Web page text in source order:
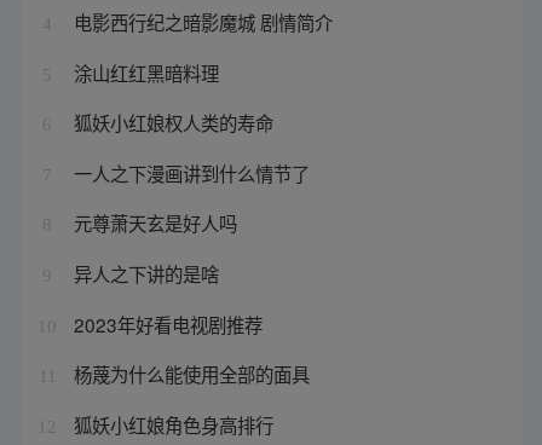
4 电影西行纪之暗影魔城 剧情简介
5 涂山红红黑暗料理
6 狐妖小红娘权人类的寿命
7 一人之下漫画讲到什么情节了
8 元尊萧天玄是好人吗
9 异人之下讲的是啥
10 2023年好看电视剧推荐
杨蔑为什么能使用全部的面具
12 狐妖小红娘角色身高排行